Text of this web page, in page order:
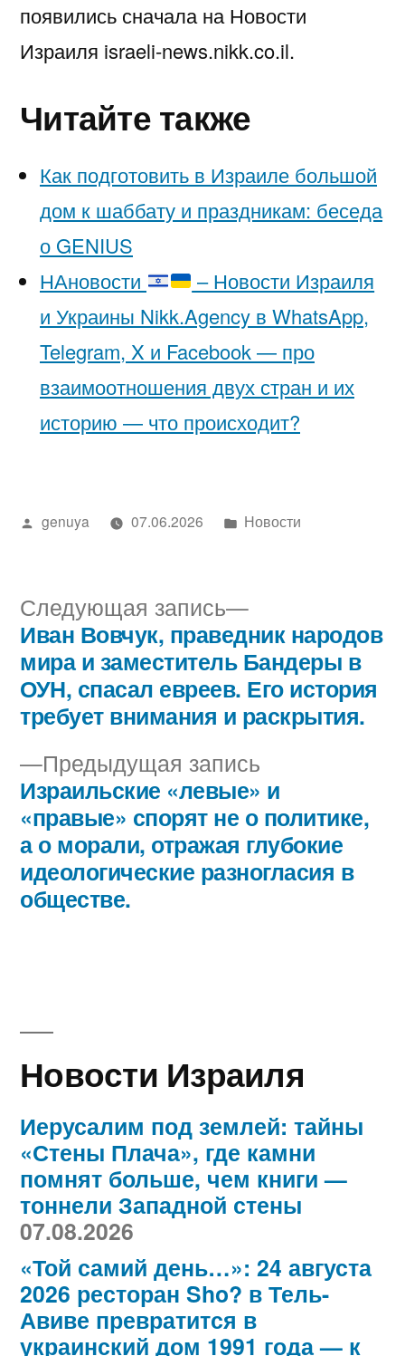
появились сначала на Новости
Израиля israeli-news.nikk.co.il.
Читайте также
Как подготовить в Израиле большой
дом к шаббату и праздникам: беседа
о GENIUS
НАновости
– Новости Израиля
и Украины Nikk.Agency в WhatsApp,
Telegram, X и Facebook — про
взаимоотношения двух стран и их
историю — что происходит?
Написано
genuya 07.06.2026
Написано
Новости
Навигация
по
записям
Предыдущая запись
запись:
Израильские «левые» и
«правые» спорят не о политике,
а о морали, отражая глубокие
идеологические разногласия в
обществе.
Следующая запись
Следующая
запись:
Иван Вовчук, праведник народов
мира и заместитель Бандеры в
ОУН, спасал евреев. Его история
требует внимания и раскрытия.
Новости Израиля
Иерусалим под землей: тайны
«Стены Плача», где камни
помнят больше, чем книги —
тоннели Западной стены
07.08.2026
«Той самий день…»: 24 августа
2026 ресторан Sho? в Тель-
Авиве превратится в
украинский дом 1991 года — к